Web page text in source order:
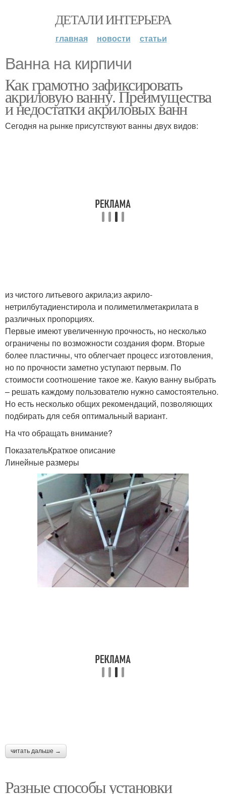
ДЕТАЛИ ИНТЕРЬЕРА
главная новости статьи
Ванна на кирпичи
Как грамотно зафиксировать
акриловую ванну. Преимущества
и недостатки акриловых ванн
Сегодня на рынке присутствуют ванны двух видов:
из чистого литьевого акрила;из акрило-
нетрилбутадиенстирола и полиметилметакрилата в
различных пропорциях.
Первые имеют увеличенную прочность, но несколько
ограничены по возможности создания форм. Вторые
более пластичны, что облегчает процесс изготовления,
но по прочности заметно уступают первым. По
стоимости соотношение такое же. Какую ванну выбрать
– решать каждому пользователю нужно самостоятельно.
Но есть несколько общих рекомендаций, позволяющих
подбирать для себя оптимальный вариант.
На что обращать внимание?
ПоказательКраткое описание
Линейные размеры
читать дальше →
Разные способы установки